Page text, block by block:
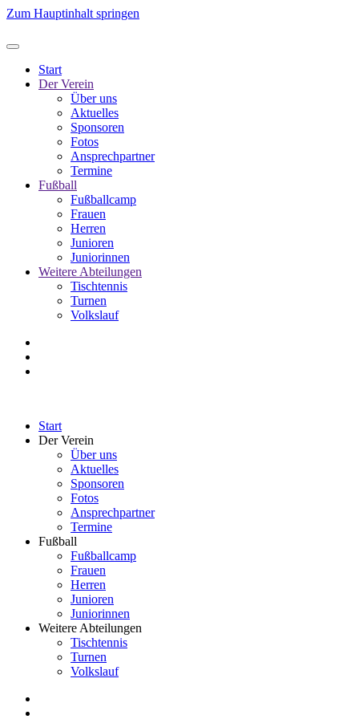
Zum Hauptinhalt springen
Start
Der Verein
Über uns
Aktuelles
Sponsoren
Fotos
Ansprechpartner
Termine
Fußball
Fußballcamp
Frauen
Herren
Junioren
Juniorinnen
Weitere Abteilungen
Tischtennis
Turnen
Volkslauf
Start
Der Verein
Über uns
Aktuelles
Sponsoren
Fotos
Ansprechpartner
Termine
Fußball
Fußballcamp
Frauen
Herren
Junioren
Juniorinnen
Weitere Abteilungen
Tischtennis
Turnen
Volkslauf